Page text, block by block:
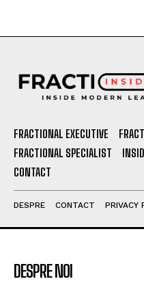
FRACTIONAL EXECUTIVE
FRACTIONAL SPECIALIST
CONTACT
DESPRE CONTACT PRIVACY
DESPRE NOI